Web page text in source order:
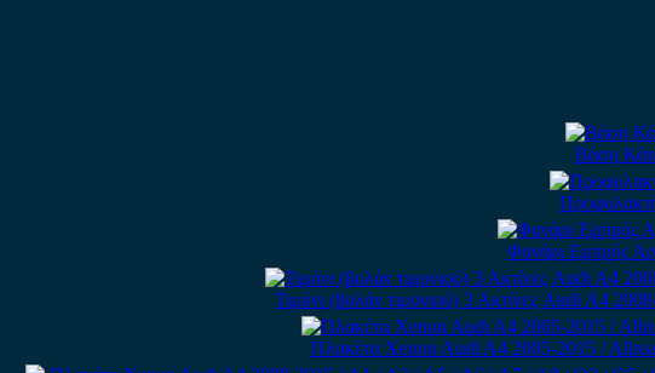
Βάση
Φανάρι Εμπρός
Τιμόνι (βολάν τιμονιού) 3 Ακτίνες Audi A4
Πλακέτα Xenon Audi A4 2005-2015 /